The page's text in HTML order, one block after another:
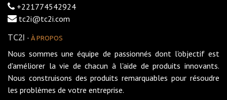
+221774542924
tc2i@tc2i.com
TC2I - À PROPOS
Nous sommes une équipe de passionnés dont l'objectif est
d'améliorer la vie de chacun à l'aide de produits innovants.
Nous construisons des produits remarquables pour résoudre
les problèmes de votre entreprise.